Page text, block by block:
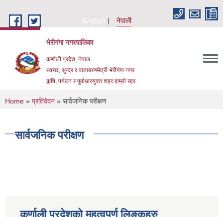
English
नेपाली
भेरीगंगा नगरपालिका
कर्णाली प्रदेश, नेपाल
स्वच्छ, सुन्दर र वातावरणमैत्री भेरीगंगा नगर
कृषि, पर्यटन र पुर्वाधारयुक्त शहर हाम्रो रहर
You are here
Home » प्रतिवेदन » सार्वजनिक परीक्षण
सार्वजनिक परीक्षण
कर्णाली प्रदेशको महत्वपुर्ण लिङ्कहरु